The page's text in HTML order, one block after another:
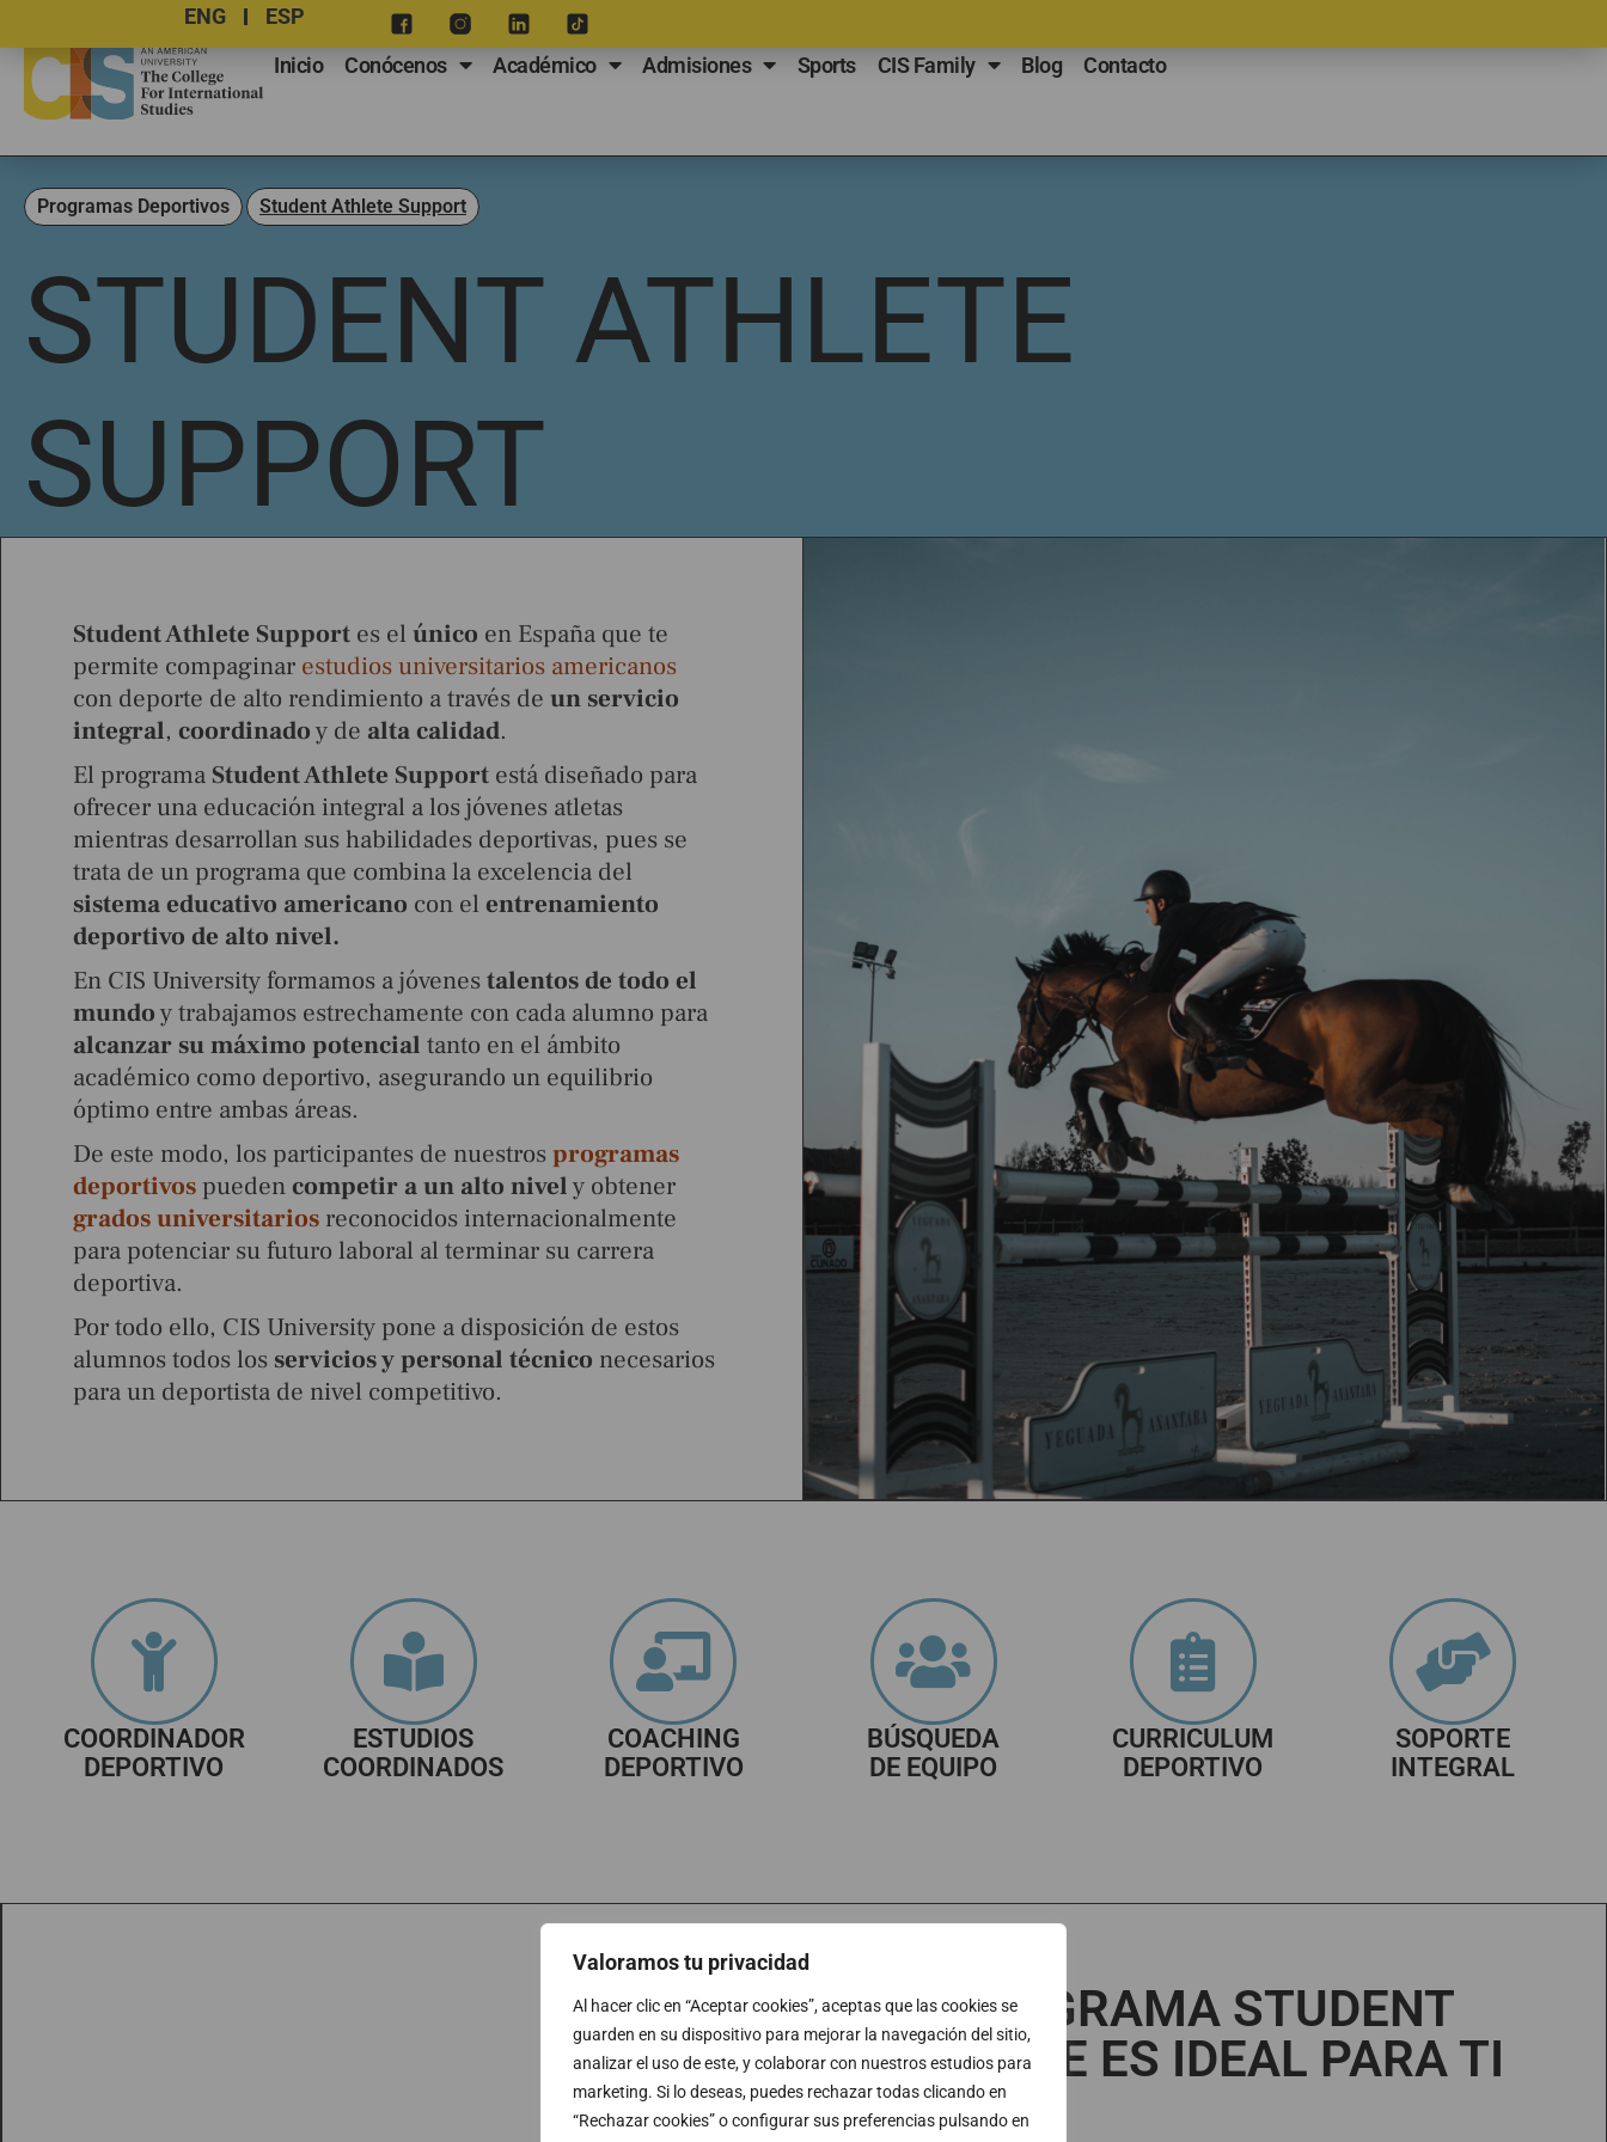
Valoramos tu privacidad
Al hacer clic en “Aceptar cookies”, aceptas que las cookies se
guarden en su dispositivo para mejorar la navegación del sitio,
analizar el uso de este, y colaborar con nuestros estudios para
marketing. Si lo deseas, puedes rechazar todas clicando en
“Rechazar cookies” o configurar sus preferencias pulsando en
ENG
ESP
Inicio
Conócenos Académico Admisiones Sports CIS Family Blog Contacto
Programas Deportivos Student Athlete Support
STUDENT ATHLETE
SUPPORT
Student Athlete Support es elúnico en España que te
permite compaginar estudios universitarios americanos
con deporte de alto rendimiento a través deun servicio
integral, coordinadoy de alta calidad.
El programa Student Athlete Support está diseñado para
ofrecer una educación integral a los jóvenes atletas
mientras desarrollan sus habilidades deportivas, pues se
trata de un programa que combina la excelencia del
sistema educativo americano con elentrenamiento
deportivo de alto nivel.
En CIS University formamos a jóvenestalentos de todo el
mundoy trabajamos estrechamente con cada alumno para
alcanzar su máximo potencialtanto en el ámbito
académico como deportivo, asegurando un equilibrio
óptimo entre ambas áreas.
De este modo, los participantes de nuestrosprogramas
deportivos pueden competir a un alto nively obtener
grados universitarios reconocidos internacionalmente
para potenciar su futuro laboral al terminar su carrera
deportiva.
Por todo ello, CIS University pone a disposición de estos
alumnos todos los servicios y personal técnico necesarios
para un deportista de nivel competitivo.
COORDINADOR
DEPORTIVO
ESTUDIOS
COORDINADOS
COACHING
DEPORTIVO
BÚSQUEDA
DE EQUIPO
CURRICULUM
DEPORTIVO
SOPORTE
INTEGRAL
EL PROGRAMA STUDENT
ATHLETE ES IDEAL PARA TI
SI…